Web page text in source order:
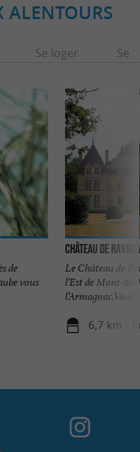
ALENTOURS
Se loger Se
de
vous
Château de
Le Château de
l’Est de Mont-
l’Armagnac.Vous
6,7 km -